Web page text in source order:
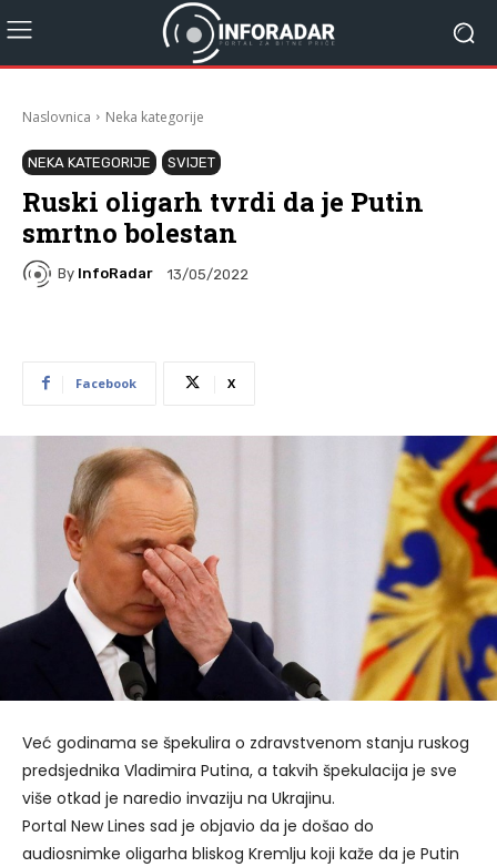
Naslovnica Neka kategorije
NEKA KATEGORIJE SVIJET
Ruski oligarh tvrdi da je Putin
smrtno bolestan
By InfoRadar 13/05/2022
Facebook X
Već godinama se špekulira o zdravstvenom stanju ruskog
predsjednika Vladimira Putina, a takvih špekulacija je sve
više otkad je naredio invaziju na Ukrajinu.
Portal New Lines sad je objavio da je došao do
audiosnimke oligarha bliskog Kremlju koji kaže da je Putin